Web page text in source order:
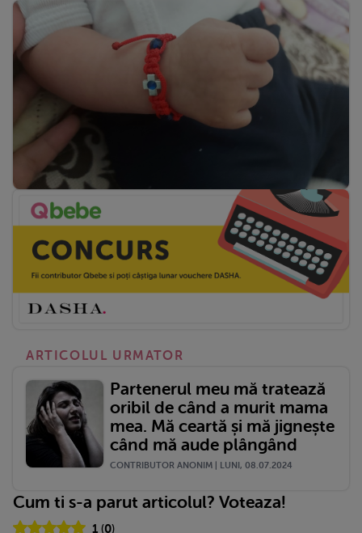
ARTICOLUL URMATOR
Partenerul meu mă tratează
oribil de când a murit mama
mea. Mă ceartă și mă jignește
când mă aude plângând
CONTRIBUTOR ANONIM | LUNI, 08.07.2024
Cum ti s-a parut articolul? Voteaza!
1(0)